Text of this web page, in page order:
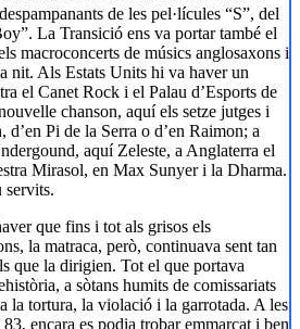
de les pel·lícules “S”, del
La Transició ens va portar també el
macroconcerts de músics anglosaxons i
nit. Als Estats Units hi va haver un
el Canet Rock i el Palau d’Esports de
chanson, aquí els setze jutges i
d’en Pi de la Serra o d’en Raimon; a
aquí Zeleste, a Anglaterra el
Mirasol, en Max Sunyer i la Dharma.
servits.
que fins i tot als grisos els
la matraca, però, continuava sent tan
que la dirigien. Tot el que portava
a sòtans humits de comissariats
la tortura, la violació i la garrotada. A les
encara es podia trobar emmarcat i ben